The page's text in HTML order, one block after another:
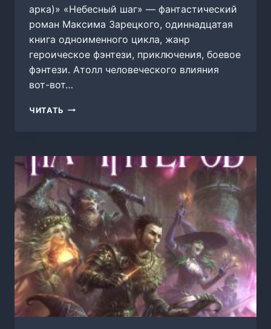
арка)» «Небесный шаг» — фантастический
роман Максима Зарецкого, одиннадцатая
книга одноименного цикла, жанр
героическое фэнтези, приключения, боевое
фэнтези. Атолл человеческого влияния
вот-вот…
ЧИТАТЬ НЕБЕСНЫЙ